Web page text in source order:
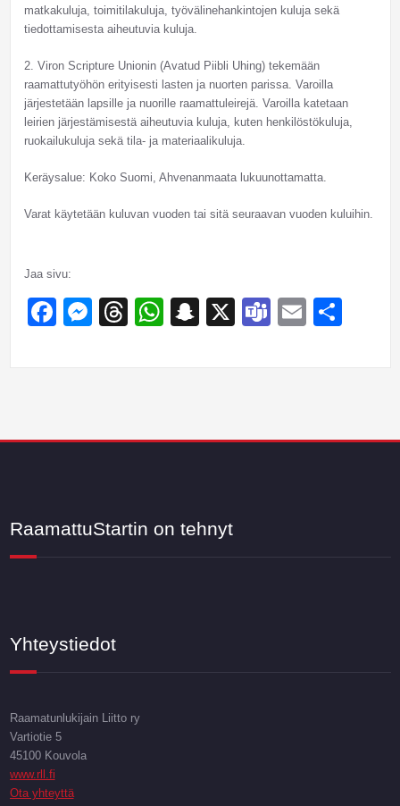
matkakuluja, toimitilakuluja, työvälinehankintojen kuluja sekä
tiedottamisesta aiheutuvia kuluja.
2. Viron Scripture Unionin (Avatud Piibli Uhing) tekemään
raamattutyöhön erityisesti lasten ja nuorten parissa. Varoilla
järjestetään lapsille ja nuorille raamattuleirejä. Varoilla katetaan
leirien järjestämisestä aiheutuvia kuluja, kuten henkilöstökuluja,
ruokailukuluja sekä tila- ja materiaalikuluja.
Keräysalue: Koko Suomi, Ahvenanmaata lukuunottamatta.
Varat käytetään kuluvan vuoden tai sitä seuraavan vuoden kuluihin.
Jaa sivu:
Facebook
Messenger
Threads
WhatsApp
Snapchat
X TeamsEmail
RaamattuStartin on tehnyt
Yhteystiedot
Raamatunlukijain Liitto ry
Vartiotie 5
45100 Kouvola
www.rll.fi
Ota yhteyttä